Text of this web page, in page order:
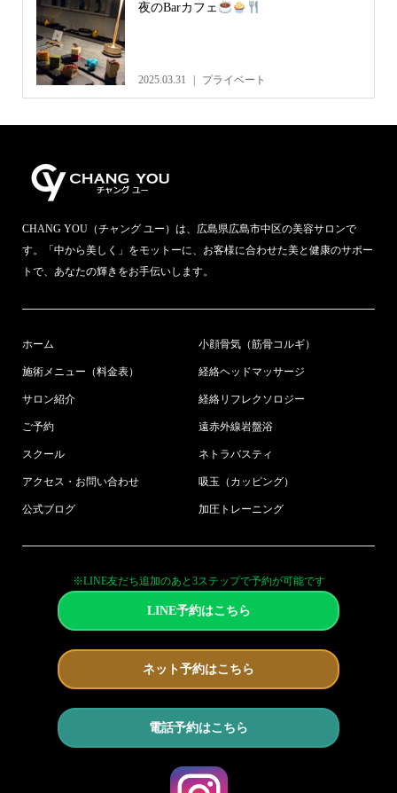
夜のBarカフェ
2025.03.31 プライベート
CHANG YOU（チャング ユー）は、広島県広島市中区の美容サロンで
す。「中から美しく」をモットーに、お客様に合わせた美と健康のサポー
トで、あなたの輝きをお手伝いします。
ホーム
施術メニュー（料金表）
サロン紹介
ご予約
スクール
アクセス・お問い合わせ
公式ブログ
小顔骨気（筋骨コルギ）
経絡ヘッドマッサージ
経絡リフレクソロジー
遠赤外線岩盤浴
ネトラバスティ
吸玉（カッピング）
加圧トレーニング
※LINE友だち追加のあと3ステップで予約が可能です
LINE予約はこちら
ネット予約はこちら
電話予約はこちら